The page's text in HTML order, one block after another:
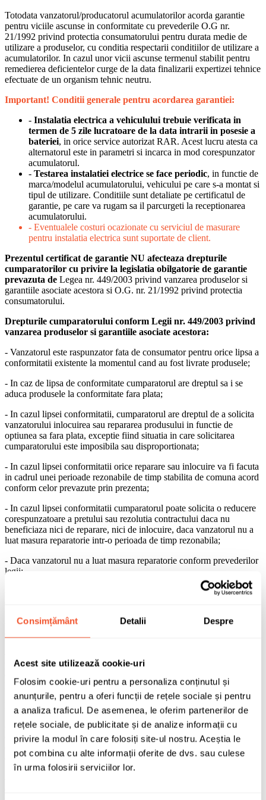
Consimțământ Detalii Despre
Acest site utilizează cookie-uri
Folosim cookie-uri pentru a personaliza conținutul și
anunțurile, pentru a oferi funcții de rețele sociale și pentru
a analiza traficul. De asemenea, le oferim partenerilor de
rețele sociale, de publicitate și de analize informații cu
privire la modul în care folosiți site-ul nostru. Aceștia le
pot combina cu alte informații oferite de dvs. sau culese
în urma folosirii serviciilor lor.
Totodata vanzatorul/producatorul acumulatorilor acorda garantie
pentru viciile ascunse in conformitate cu prevederile O.G nr.
21/1992 privind protectia consumatorului pentru durata medie de
utilizare a produselor, cu conditia respectarii conditiilor de utilizare a
acumulatorilor. In cazul unor vicii ascunse termenul stabilit pentru
remedierea deficientelor curge de la data finalizarii expertizei tehnice
efectuate de un organism tehnic neutru.
Important! Conditii generale pentru acordarea garantiei:
- Instalatia electrica a vehiculului trebuie verificata in
termen de 5 zile lucratoare de la data intrarii in posesie a
bateriei, in orice service autorizat RAR. Acest lucru atesta ca
alternatorul este in parametri si incarca in mod corespunzator
acumulatorul.
- Testarea instalatiei electrice se face periodic, in functie de
marca/modelul acumulatorului, vehicului pe care s-a montat si
tipul de utilizare. Conditiile sunt detaliate pe certificatul de
garantie, pe care va rugam sa il parcurgeti la receptionarea
acumulatorului.
- Eventualele costuri ocazionate cu serviciul de masurare
pentru instalatia electrica sunt suportate de client.
Prezentul certificat de garantie NU afecteaza drepturile
cumparatorilor cu privire la legislatia obilgatorie de garantie
prevazuta de Legea nr. 449/2003 privind vanzarea produselor si
garantiile asociate acestora si O.G. nr. 21/1992 privind protectia
consumatorului.
Drepturile cumparatorului conform Legii nr. 449/2003 privind
vanzarea produselor si garantiile asociate acestora:
- Vanzatorul este raspunzator fata de consumator pentru orice lipsa a
conformitatii existente la momentul cand au fost livrate produsele;
- In caz de lipsa de conformitate cumparatorul are dreptul sa i se
aduca produsele la conformitate fara plata;
- In cazul lipsei conformitatii, cumparatorul are dreptul de a solicita
vanzatorului inlocuirea sau repararea produsului in functie de
optiunea sa fara plata, exceptie fiind situatia in care solicitarea
cumparatorului este imposibila sau disproportionata;
- In cazul lipsei conformitatii orice reparare sau inlocuire va fi facuta
in cadrul unei perioade rezonabile de timp stabilita de comuna acord
conform celor prevazute prin prezenta;
- In cazul lipsei conformitatii cumparatorul poate solicita o reducere
corespunzatoare a pretului sau rezolutia contractului daca nu
beneficiaza nici de reparare, nici de inlocuire, daca vanzatorul nu a
luat masura reparatorie intr-o perioada de timp rezonabila;
- Daca vanzatorul nu a luat masura reparatorie conform prevederilor
legii;
- Cumparatorul nu este indreptatit sa solicite rezolutiunea
- Cumparatorul trebuie sa informeze vanzatorul despre lipsa de
prezuma ca a existat la momentul livrarii cu exceptia cazurilor in
lipsei de conformitate.
I. Conditii de depozitare, transport si montare
- Acumulatorii sunt garantati conform celor prevazute mai sus in
conditiile unei exploatari/utilizari corespunzatoare. Pentru a corecta
exploatarea si pentru a beneficia de garantie trebuie respectate
conditiile de mai jos: